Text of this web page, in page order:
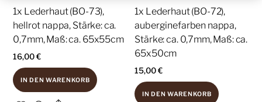
1x Lederhaut (BO-73),
hellrot nappa, Stärke: ca.
0,7mm, Maß: ca. 65x55cm
16,00€
IN DEN WARENKORB
1x Lederhaut (BO-72),
auberginefarben nappa,
Stärke: ca. 0,7mm, Maß: ca.
65x50cm
15,00€
IN DEN WARENKORB